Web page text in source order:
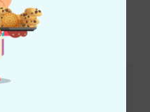
nos
Portugal